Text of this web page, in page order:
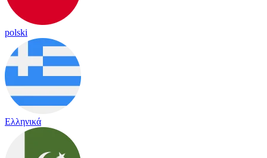
polski
Ελληνικά